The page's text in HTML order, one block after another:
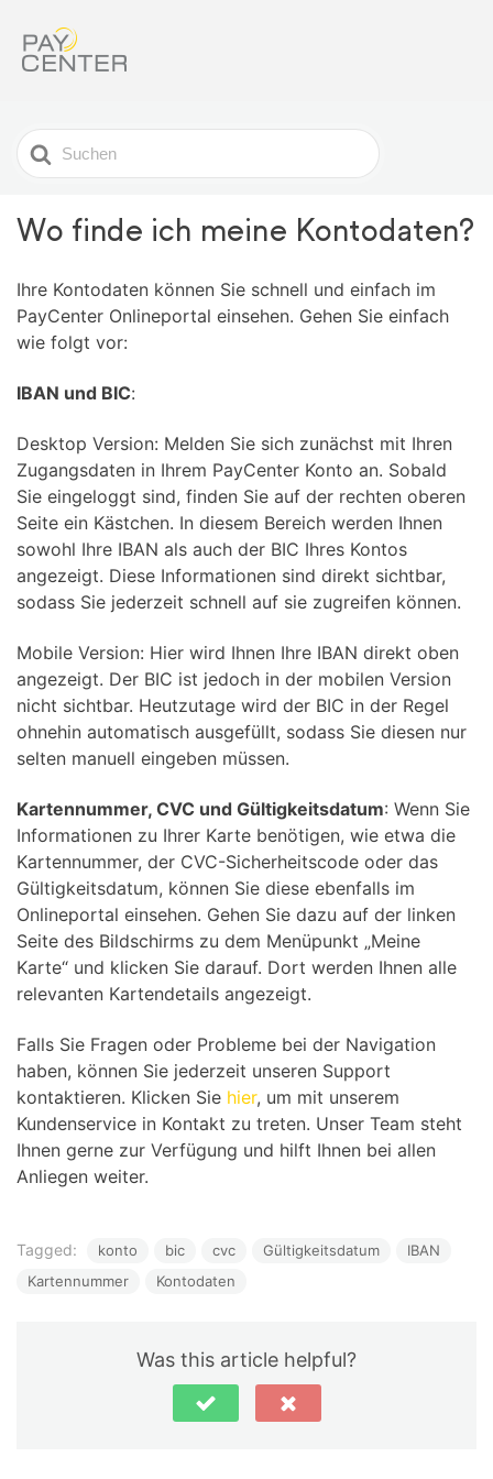
Search
For
Wo finde ich meine Kontodaten?
Ihre Kontodaten können Sie schnell und einfach im
PayCenter Onlineportal einsehen. Gehen Sie einfach
wie folgt vor:
IBAN und BIC:
Desktop Version: Melden Sie sich zunächst mit Ihren
Zugangsdaten in Ihrem PayCenter Konto an. Sobald
Sie eingeloggt sind, finden Sie auf der rechten oberen
Seite ein Kästchen. In diesem Bereich werden Ihnen
sowohl Ihre IBAN als auch der BIC Ihres Kontos
angezeigt. Diese Informationen sind direkt sichtbar,
sodass Sie jederzeit schnell auf sie zugreifen können.
Mobile Version: Hier wird Ihnen Ihre IBAN direkt oben
angezeigt. Der BIC ist jedoch in der mobilen Version
nicht sichtbar. Heutzutage wird der BIC in der Regel
ohnehin automatisch ausgefüllt, sodass Sie diesen nur
selten manuell eingeben müssen.
Kartennummer, CVC und Gültigkeitsdatum: Wenn Sie
Informationen zu Ihrer Karte benötigen, wie etwa die
Kartennummer, der CVC-Sicherheitscode oder das
Gültigkeitsdatum, können Sie diese ebenfalls im
Onlineportal einsehen. Gehen Sie dazu auf der linken
Seite des Bildschirms zu dem Menüpunkt „Meine
Karte“ und klicken Sie darauf. Dort werden Ihnen alle
relevanten Kartendetails angezeigt.
Falls Sie Fragen oder Probleme bei der Navigation
haben, können Sie jederzeit unseren Support
kontaktieren. Klicken Sie hier, um mit unserem
Kundenservice in Kontakt zu treten. Unser Team steht
Ihnen gerne zur Verfügung und hilft Ihnen bei allen
Anliegen weiter.
Tagged: konto bic cvc Gültigkeitsdatum
IBAN
Kartennummer
Kontodaten
Was this article helpful?